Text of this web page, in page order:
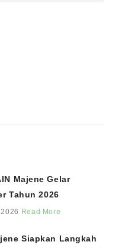
Majene Gelar
Tahun 2026
Read More
Siapkan Langkah